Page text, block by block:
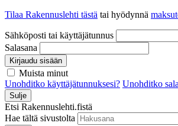
Tilaa Rakennuslehti tästä tai hyödynnä
Sähköposti tai käyttäjätunnus
Salasana
Kirjaudu sisään
Muista minut
Unohditko käyttäjätunnuksesi? Unohditko
Sulje
Etsi Rakennuslehti.fistä
Hae tältä sivustolta